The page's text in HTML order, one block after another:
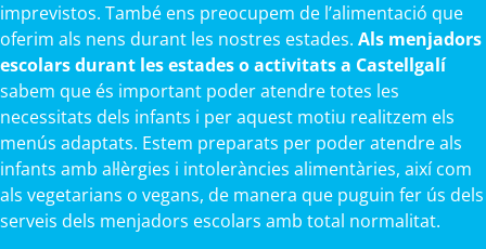
imprevistos. També ens preocupem de l’alimentació que
oferim als nens durant les nostres estades. Als menjadors
escolars durant les estades o activitats a Castellgalí
sabem que és important poder atendre totes les
necessitats dels infants i per aquest motiu realitzem els
menús adaptats. Estem preparats per poder atendre als
infants amb al·lèrgies i intoleràncies alimentàries, així com
als vegetarians o vegans, de manera que puguin fer ús dels
serveis dels menjadors escolars amb total normalitat.